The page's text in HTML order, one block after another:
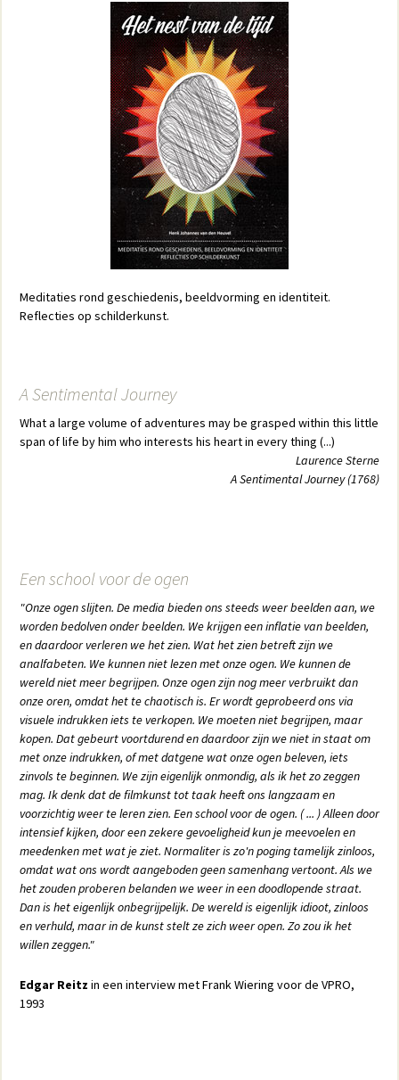
Meditaties rond geschiedenis, beeldvorming en identiteit.
Reflecties op schilderkunst.
A Sentimental Journey
What a large volume of adventures may be grasped within this little
span of life by him who interests his heart in every thing (...)
Laurence Sterne
A Sentimental Journey (1768)
Een school voor de ogen
"Onze ogen slijten. De media bieden ons steeds weer beelden aan, we
worden bedolven onder beelden. We krijgen een inflatie van beelden,
en daardoor verleren we het zien. Wat het zien betreft zijn we
analfabeten. We kunnen niet lezen met onze ogen. We kunnen de
wereld niet meer begrijpen. Onze ogen zijn nog meer verbruikt dan
onze oren, omdat het te chaotisch is. Er wordt geprobeerd ons via
visuele indrukken iets te verkopen. We moeten niet begrijpen, maar
kopen. Dat gebeurt voortdurend en daardoor zijn we niet in staat om
met onze indrukken, of met datgene wat onze ogen beleven, iets
zinvols te beginnen. We zijn eigenlijk onmondig, als ik het zo zeggen
mag. Ik denk dat de filmkunst tot taak heeft ons langzaam en
voorzichtig weer te leren zien. Een school voor de ogen. ( ... ) Alleen door
intensief kijken, door een zekere gevoeligheid kun je meevoelen en
meedenken met wat je ziet. Normaliter is zo'n poging tamelijk zinloos,
omdat wat ons wordt aangeboden geen samenhang vertoont. Als we
het zouden proberen belanden we weer in een doodlopende straat.
Dan is het eigenlijk onbegrijpelijk. De wereld is eigenlijk idioot, zinloos
en verhuld, maar in de kunst stelt ze zich weer open. Zo zou ik het
willen zeggen."
Edgar Reitz in een interview met Frank Wiering voor de VPRO,
1993